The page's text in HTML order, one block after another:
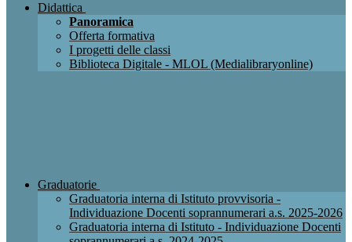
Didattica
Panoramica
Offerta formativa
I progetti delle classi
Biblioteca Digitale - MLOL (Medialibraryonline)
Graduatorie
Graduatoria interna di Istituto provvisoria -
Individuazione Docenti soprannumerari a.s. 2025-2026
Graduatoria interna di Istituto - Individuazione Docenti